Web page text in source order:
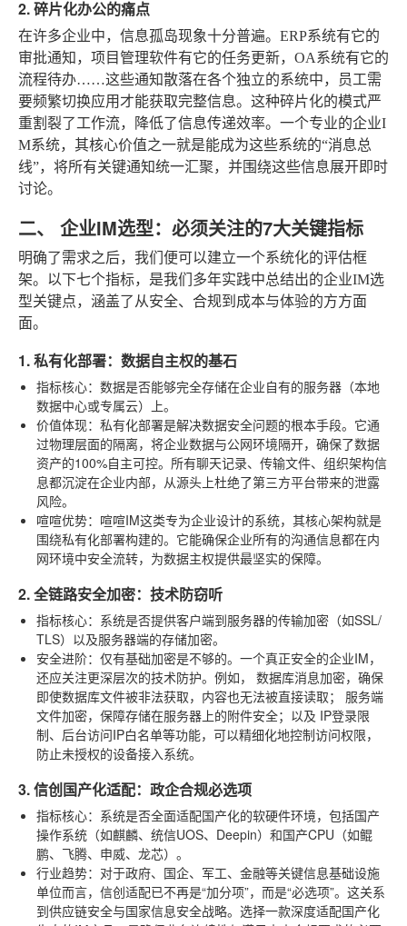
2. 碎片化办公的痛点
在许多企业中，信息孤岛现象十分普遍。ERP系统有它的
审批通知，项目管理软件有它的任务更新，OA系统有它的
流程待办……这些通知散落在各个独立的系统中，员工需
要频繁切换应用才能获取完整信息。这种碎片化的模式严
重割裂了工作流，降低了信息传递效率。一个专业的企业I
M系统，其核心价值之一就是能成为这些系统的“消息总
线”，将所有关键通知统一汇聚，并围绕这些信息展开即时
讨论。
二、 企业IM选型：必须关注的7大关键指标
明确了需求之后，我们便可以建立一个系统化的评估框
架。以下七个指标，是我们多年实践中总结出的企业IM选
型关键点，涵盖了从安全、合规到成本与体验的方方面
面。
1. 私有化部署：数据自主权的基石
指标核心：数据是否能够完全存储在企业自有的服务器（本地
数据中心或专属云）上。
价值体现：私有化部署是解决数据安全问题的根本手段。它通
过物理层面的隔离，将企业数据与公网环境隔开，确保了数据
资产的100%自主可控。所有聊天记录、传输文件、组织架构信
息都沉淀在企业内部，从源头上杜绝了第三方平台带来的泄露
风险。
喧喧优势：喧喧IM这类专为企业设计的系统，其核心架构就是
围绕私有化部署构建的。它能确保企业所有的沟通信息都在内
网环境中安全流转，为数据主权提供最坚实的保障。
2. 全链路安全加密：技术防窃听
指标核心：系统是否提供客户端到服务器的传输加密（如SSL/
TLS）以及服务器端的存储加密。
安全进阶：仅有基础加密是不够的。一个真正安全的企业IM，
还应关注更深层次的技术防护。例如， 数据库消息加密，确保
即使数据库文件被非法获取，内容也无法被直接读取； 服务端
文件加密，保障存储在服务器上的附件安全；以及 IP登录限
制、后台访问IP白名单等功能，可以精细化地控制访问权限，
防止未授权的设备接入系统。
3. 信创国产化适配：政企合规必选项
指标核心：系统是否全面适配国产化的软硬件环境，包括国产
操作系统（如麒麟、统信UOS、Deepin）和国产CPU（如鲲
鹏、飞腾、申威、龙芯）。
行业趋势：对于政府、国企、军工、金融等关键信息基础设施
单位而言，信创适配已不再是“加分项”，而是“必选项”。这关系
到供应链安全与国家信息安全战略。选择一款深度适配国产化